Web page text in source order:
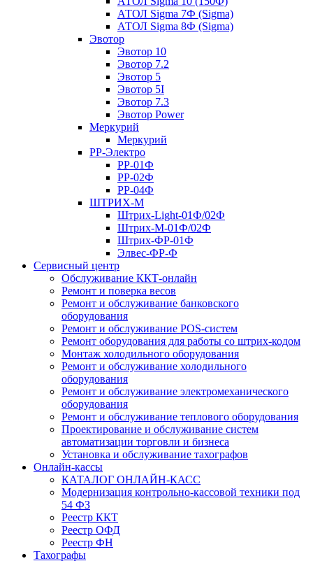
АТОЛ Sigma 7Ф (Sigma)
АТОЛ Sigma 8Ф (Sigma)
Эвотор
Эвотор 10
Эвотор 7.2
Эвотор 5
Эвотор 5I
Эвотор 7.3
Эвотор Power
Меркурий
Меркурий
РР-Электро
РР-01Ф
РР-02Ф
РР-04Ф
ШТРИХ-М
Штрих-Light-01Ф/02Ф
Штрих-М-01Ф/02Ф
Штрих-ФР-01Ф
Элвес-ФР-Ф
Сервисный центр
Обслуживание ККТ-онлайн
Ремонт и поверка весов
Ремонт и обслуживание банковского
оборудования
Ремонт и обслуживание POS-систем
Ремонт оборудования для работы со штрих-кодом
Монтаж холодильного оборудования
Ремонт и обслуживание холодильного
оборудования
Ремонт и обслуживание электромеханического
оборудования
Ремонт и обслуживание теплового оборудования
Проектирование и обслуживание систем
автоматизации торговли и бизнеса
Установка и обслуживание тахографов
Онлайн-кассы
КАТАЛОГ ОНЛАЙН-КАСС
Модернизация контрольно-кассовой техники под
54 ФЗ
Реестр ККТ
Реестр ОФД
Реестр ФН
Тахографы